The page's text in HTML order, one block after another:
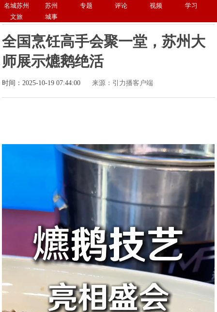
名城苏州 苏州 专题 评论 视频
学习
文旅
城事
全国烹饪高手会聚一堂，苏州大
师展示爊鹅绝活
时间：2025-10-19 07:44:00 来源：引力播客户端